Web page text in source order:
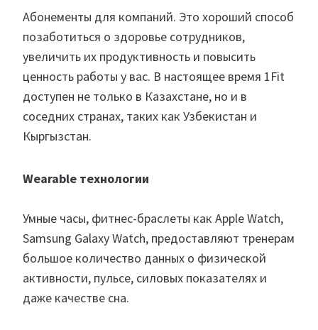
Абонементы для компаний. Это хороший способ
позаботиться о здоровье сотрудников,
увеличить их продуктивность и повысить
ценность работы у вас. В настоящее время 1Fit
доступен не только в Казахстане, но и в
соседних странах, таких как Узбекистан и
Кыргызстан.
Wearable технологии
Умные часы, фитнес-браслеты как Apple Watch,
Samsung Galaxy Watch, предоставляют тренерам
большое количество данных о физической
активности, пульсе, силовых показателях и
даже качестве сна.